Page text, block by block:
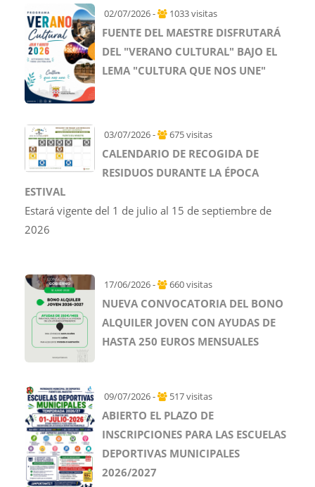
02/07/2026 - 1033 visitas
FUENTE DEL MAESTRE DISFRUTARÁ
DEL "VERANO CULTURAL" BAJO EL
LEMA "CULTURA QUE NOS UNE"
03/07/2026 - 675 visitas
CALENDARIO DE RECOGIDA DE
RESIDUOS DURANTE LA ÉPOCA
ESTIVAL
Estará vigente del 1 de julio al 15 de septiembre de
2026
17/06/2026 - 660 visitas
NUEVA CONVOCATORIA DEL BONO
ALQUILER JOVEN CON AYUDAS DE
HASTA 250 EUROS MENSUALES
09/07/2026 - 517 visitas
ABIERTO EL PLAZO DE
INSCRIPCIONES PARA LAS ESCUELAS
DEPORTIVAS MUNICIPALES
2026/2027